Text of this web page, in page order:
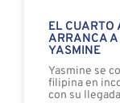
EL CUARTO
ARRANCA
YASMINE
Yasmine se
filipina en
con su